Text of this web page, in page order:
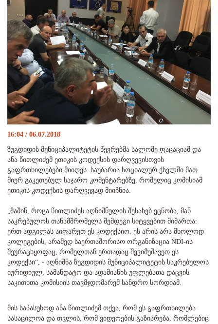
16:04 / 06.07.2018
ზუგდიდის მუნიციპალიტეტის წევრებმა სალომე ფაცაციამ და
ანა წითლიძემ ეთიკის კოდექსის დარღვევისთვის
გაფრთხილებები მიიღეს. საუბარია სოციალურ ქსელში მათ
მიერ გაკეთებულ საჯარო კომენტარებზე, რომელიც კომისიამ
ეთიკის კოდექსის დარღვევად მიიჩნია.
„მაშინ, როცა წითლიძეს აღნიშნულის შესახებ ეცნობა, მან
საკრებულოს თანამშრომელს შემდეგი სიტყვებით მიმართა:
ერთ ადგილას აიფარეთ ეს კოდექსიო. ეს არის არა მხოლოდ
კოლეგების, არამედ საერთაშორისო ორგანიზაცია NDI-ის
შეურაცხყოფაც, რომელთან ერთადაც შევიმუშავეთ ეს
კოდექსი“, - აღნიშნა ზუგდიდის მუნიციპალიტეტის საკრებულოს
იურიდიულ, სამანდატო და ადამიანის უფლებათა დაცვის
საკითხთა კომისიის თავმჯდომარემ სანდრო სორდიამ.
მის საპასუხოდ ანა წითლიძემ თქვა, რომ ეს გაფრთხილება
სასაცილოა და თვლის, რომ ვიდეოების გაზიარება, რომლებიც